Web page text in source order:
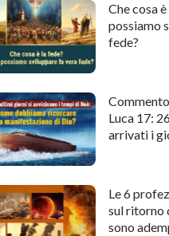
Che cosa
possiamo
fede?
Luca 17:
arrivati i
Le 6
sul ritorno
sono